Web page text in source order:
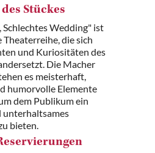
Stückes
Wedding" ist
die sich
und Kuriositäten des
Die Macher
es meisterhaft,
humorvolle Elemente
dem Publikum ein
unterhaltsames
bieten.